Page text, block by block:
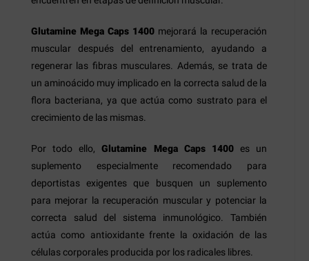
Glutamine Mega Caps 1400 mejorará la recuperación
muscular después del entrenamiento, ayudando a
regenerar las fibras musculares. Además, se trata de
un aminoácido muy implicado en la correcta salud de la
flora bacteriana, ya que actúa como sustrato para el
crecimiento de las mismas.
Por todo ello,Glutamine Mega Caps 1400es un
suplemento especialmente recomendado para
deportistas exigentes que busquen un suplemento
para mejorar la recuperación muscular y potenciar la
correcta salud del sistema inmunológico. También
actúa como antioxidante frente la oxidación de las
células corporales producida por los radicales libres.